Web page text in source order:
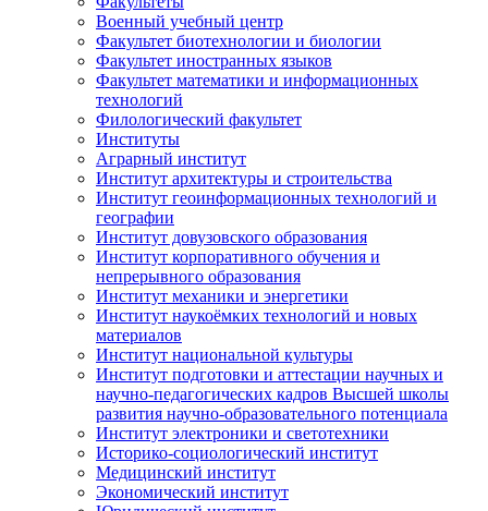
Военный учебный центр
Факультет биотехнологии и биологии
Факультет иностранных языков
Факультет математики и информационных
технологий
Филологический факультет
Институты
Аграрный институт
Институт архитектуры и строительства
Институт геоинформационных технологий и
географии
Институт довузовского образования
Институт корпоративного обучения и
непрерывного образования
Институт механики и энергетики
Институт наукоёмких технологий и новых
материалов
Институт национальной культуры
Институт подготовки и аттестации научных и
научно-педагогических кадров Высшей школы
развития научно-образовательного потенциала
Институт электроники и светотехники
Историко-социологический институт
Медицинский институт
Экономический институт